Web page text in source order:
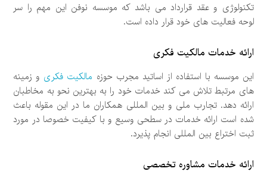
تکنولوژی و عقد قرارداد می باشد که موسسه نوفن این مهم را سر
لوحه فعالیت های خود قرار داده است.
ارائه خدمات مالکیت فکری
این موسسه با استفاده از اساتید مجرب حوزه مالکیت فکری و زمینه
های مرتبط تلاش می کند خدمات خود را به بهترین نحو به مخاطبان
ارائه دهد. تجارب ملی و بین المللی همکاران ما در این مقوله باعث
شده است ارائه خدمات در سطحی وسیع و با کیفیت خصوصا در مورد
ثبت اختراع بین المللی انجام پذیرد.
ارائه خدمات مشاوره تخصصی